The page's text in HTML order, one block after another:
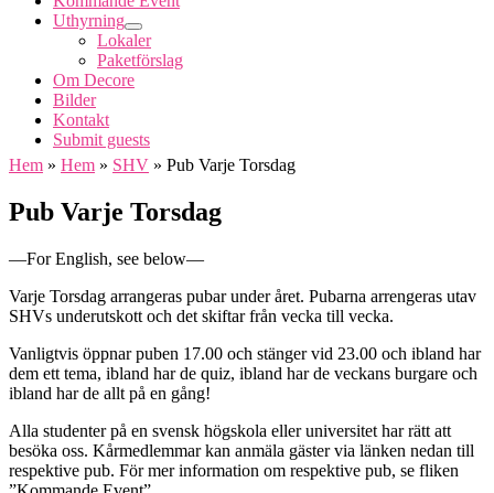
Uthyrning
Lokaler
Paketförslag
Om Decore
Bilder
Kontakt
Submit guests
Hem » Hem » SHV » Pub Varje Torsdag
Pub Varje Torsdag
—For English, see below—
Varje Torsdag arrangeras pubar under året. Pubarna arrengeras utav
SHVs underutskott och det skiftar från vecka till vecka.
Vanligtvis öppnar puben 17.00 och stänger vid 23.00 och ibland har
dem ett tema, ibland har de quiz, ibland har de veckans burgare och
ibland har de allt på en gång!
Alla studenter på en svensk högskola eller universitet har rätt att
besöka oss. Kårmedlemmar kan anmäla gäster via länken nedan till
respektive pub. För mer information om respektive pub, se fliken